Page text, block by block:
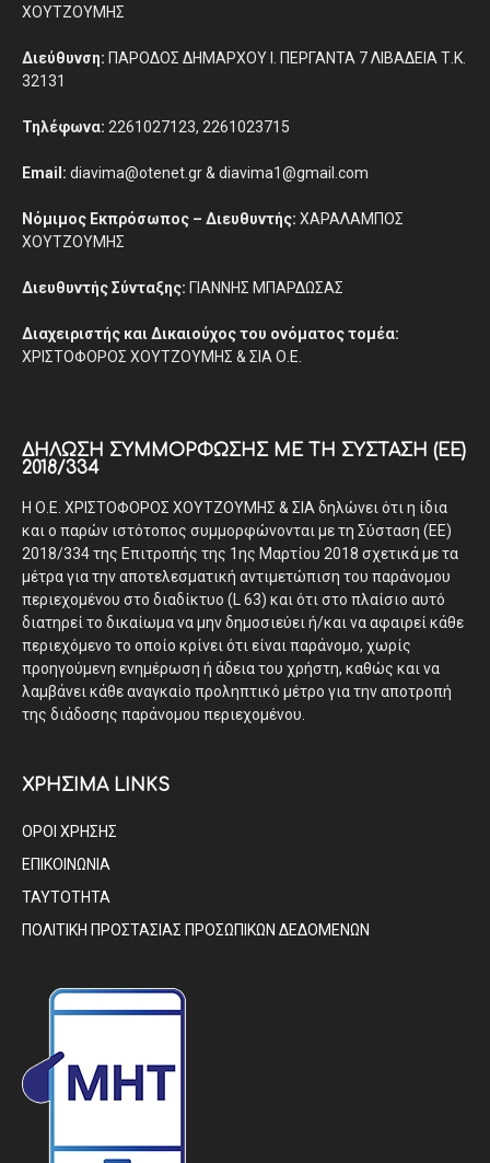
ΧΟΥΤΖΟΥΜΗΣ
Διεύθυνση: ΠΑΡΟΔΟΣ ΔΗΜΑΡΧΟΥ Ι. ΠΕΡΓΑΝΤΑ 7 ΛΙΒΑΔΕΙΑ Τ.Κ.
32131
Τηλέφωνα: 2261027123, 2261023715
Email: diavima@otenet.gr & diavima1@gmail.com
Νόμιμος Εκπρόσωπος – Διευθυντής: ΧΑΡΑΛΑΜΠΟΣ
ΧΟΥΤΖΟΥΜΗΣ
Διευθυντής Σύνταξης: ΓΙΑΝΝΗΣ ΜΠΑΡΔΩΣΑΣ
Διαχειριστής και Δικαιούχος του ονόματος τομέα:
ΧΡΙΣΤΟΦΟΡΟΣ ΧΟΥΤΖΟΥΜΗΣ & ΣΙΑ Ο.Ε.
ΔΉΛΩΣΗ ΣΥΜΜΌΡΦΩΣΗΣ ΜΕ ΤΗ ΣΎΣΤΑΣΗ (ΕΕ)
2018/334
Η Ο.Ε. ΧΡΙΣΤΟΦΟΡΟΣ ΧΟΥΤΖΟΥΜΗΣ & ΣΙΑ δηλώνει ότι η ίδια
και ο παρών ιστότοπος συμμορφώνονται με τη Σύσταση (ΕΕ)
2018/334 της Επιτροπής της 1ης Μαρτίου 2018 σχετικά με τα
μέτρα για την αποτελεσματική αντιμετώπιση του παράνομου
περιεχομένου στο διαδίκτυο (L 63) και ότι στο πλαίσιο αυτό
διατηρεί το δικαίωμα να μην δημοσιεύει ή/και να αφαιρεί κάθε
περιεχόμενο το οποίο κρίνει ότι είναι παράνομο, χωρίς
προηγούμενη ενημέρωση ή άδεια του χρήστη, καθώς και να
λαμβάνει κάθε αναγκαίο προληπτικό μέτρο για την αποτροπή
της διάδοσης παράνομου περιεχομένου.
ΧΡΗΣΙΜΑ LINKS
ΟΡΟΙ ΧΡΗΣΗΣ
ΕΠΙΚΟΙΝΩΝΙΑ
ΤΑΥΤΟΤΗΤΑ
ΠΟΛΙΤΙΚΗ ΠΡΟΣΤΑΣΙΑΣ ΠΡΟΣΩΠΙΚΩΝ ΔΕΔΟΜΕΝΩΝ